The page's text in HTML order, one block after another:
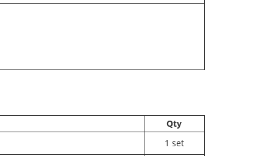
Qty
1 set